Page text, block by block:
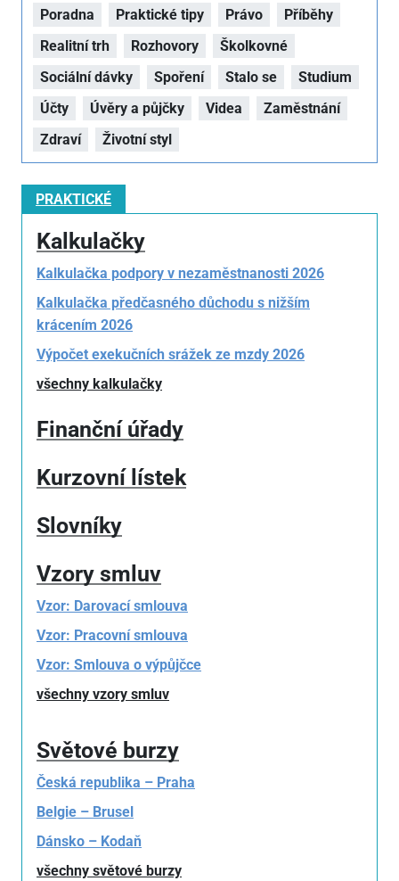
Poradna Praktické tipy Právo
Příběhy
Realitní trh
Rozhovory
Školkovné
Sociální dávky
Spoření Stalo se
Studium
Účty
Úvěry a půjčky Videa
Zaměstnání
Zdraví
Životní styl
PRAKTICKÉ
Kalkulačky
Kalkulačka podpory v nezaměstnanosti 2026
Kalkulačka předčasného důchodu s nižším
krácením 2026
Výpočet exekučních srážek ze mzdy 2026
všechny kalkulačky
Finanční úřady
Kurzovní lístek
Slovníky
Vzory smluv
Vzor: Darovací smlouva
Vzor: Pracovní smlouva
Vzor: Smlouva o výpůjčce
všechny vzory smluv
Světové burzy
Česká republika – Praha
Belgie – Brusel
Dánsko – Kodaň
všechny světové burzy